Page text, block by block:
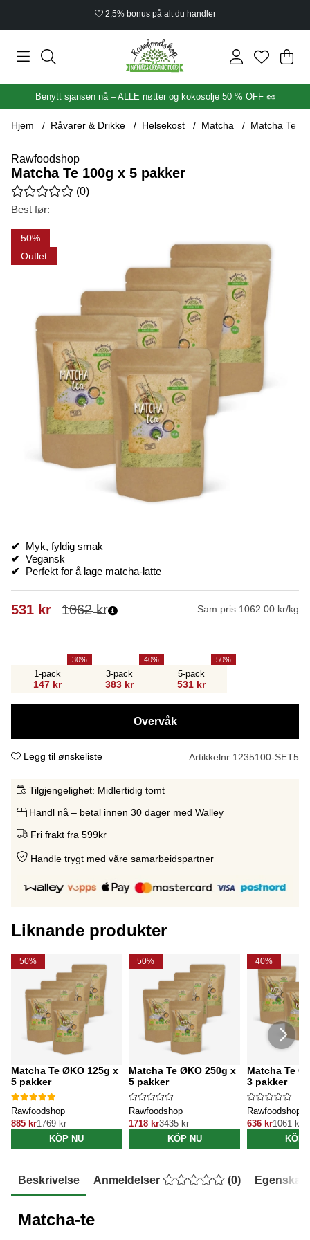
2,5% bonus på alt du handler
.
Benytt sjansen nå – ALLE nøtter og kokosolje 50 % OFF 🥜
Hjem Råvarer & Drikke Helsekost Matcha Matcha Te
Rawfoodshop
Matcha Te 100g x 5 pakker
Gjennomsnittlig rangering 0 av 5 Antall vurderinger 0
(0)
Best før:
50
Outlet
Produktbilder Matcha Te 100g x 5 pakker
✔ Myk, fyldig smak
✔ Vegansk
✔ Perfekt for å lage matcha-latte
1062kr
531 kr Sam.pris:1062.00 kr/kg
1-pack
147 kr
30
3-pack
383 kr
40
5-pack
531 kr
50
Overvåk
Legg til ønskeliste Artikkelnr:1235100-SET5
Tilgjengelighet: Midlertidig tomt
Handl nå – betal innen 30 dager med Walley
Fri frakt fra 599kr
Handle trygt med våre samarbeidspartner
Liknande produkter
50%
Matcha Te ØKO 125g x
5 pakker
Rawfoodshop
885 kr1769 kr
KÖP NU
50%
Matcha Te ØKO 250g x
5 pakker
Rawfoodshop
1718 kr3435 kr
KÖP NU
40%
Matcha Te
3 pakker
Rawfoodshop
636 kr1061 kr
KÖP
Beskrivelse Anmeldelser (0)
Matcha-te